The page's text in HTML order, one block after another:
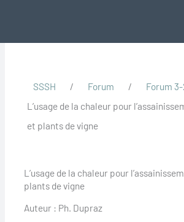
SSSH / Forum / Forum
L’usage de la chaleur pour
et plants de vigne
L’usage de la chaleur pour
plants de vigne
Auteur : Ph. Dupraz